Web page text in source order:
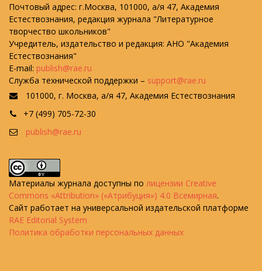
Почтовый адрес: г.Москва, 101000, а/я 47, Академия
Естествознания, редакция журнала "Литературное
творчество школьников"
Учредитель, издательство и редакция: АНО "Академия
Естествознания"
E-mail: publish@rae.ru
Служба технической поддержки – support@rae.ru
101000, г. Москва, а/я 47, Академия Естествознания
+7 (499) 705-72-30
publish@rae.ru
Материалы журнала доступны по лицензии Creative
Commons «Attribution» («Атрибуция») 4.0 Всемирная.
Сайт работает на универсальной издательской платформе
RAE Editorial System
Политика обработки персональных данных